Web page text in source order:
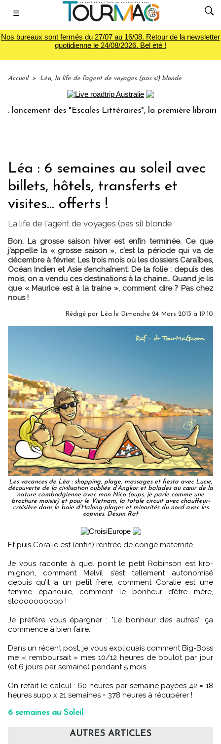
☰
Nos bureaux sont fermés du 27/07 au 16/08. Retour de la newsletter
quotidienne le 24/08/2026. Bel été !
Accueil > Léa, la life de l'agent de voyages (pas si) blonde
des "Escales Littéraires", la première librairie du
Léa : 6 semaines au soleil avec
billets, hôtels, transferts et
visites... offerts !
La life de l'agent de voyages (pas si) blonde
Bon. La grosse saison hiver est enfin terminée. Ce que
j’appelle la « grosse saison », c’est la période qui va de
décembre à février. Les trois mois où les dossiers Caraïbes,
Océan Indien et Asie s’enchaînent. De la folie : depuis des
mois, on a vendu ces destinations à la chaine… Quand je lis
que « Maurice est à la traine », comment dire ? Pas chez
nous !
Rédigé par Léa le Dimanche 24 Mars 2013 à 19:10
Les vacances de Léa : shopping, plage, massages et fiesta avec Lucie,
découverte de la civilisation oubliée d’Angkor et balades au cœur de la
nature cambodgienne avec mon Nico (oups, je parle comme une
brochure moisie) et pour le Vietnam, la totale circuit avec chauffeur-
croisière dans le baie d’Halong-plages et minorités du nord avec les
copines. Dessin Raf
Et puis Coralie est (enfin) rentrée de congé maternité.
Je vous raconte à quel point le petit Robinson est kro-
mignon, comment Melvil s’est tellement autonomisé
depuis qu’il a un petit frère, comment Coralie est une
femme épanouie, comment le bonheur d’être mère,
stooooooooop !
Je préfère vous épargner : "Le bonheur des autres", ça
commence à bien faire.
Dans un récent post, je vous expliquais comment Big-Boss
me « remboursait » mes 10/12 heures de boulot par jour
(et 6 jours par semaine) pendant 5 mois.
On refait le calcul : 60 heures par semaine payées 42 = 18
heures supp x 21 semaines = 378 heures à récupérer !
6 semaines au Soleil
AUTRES ARTICLES